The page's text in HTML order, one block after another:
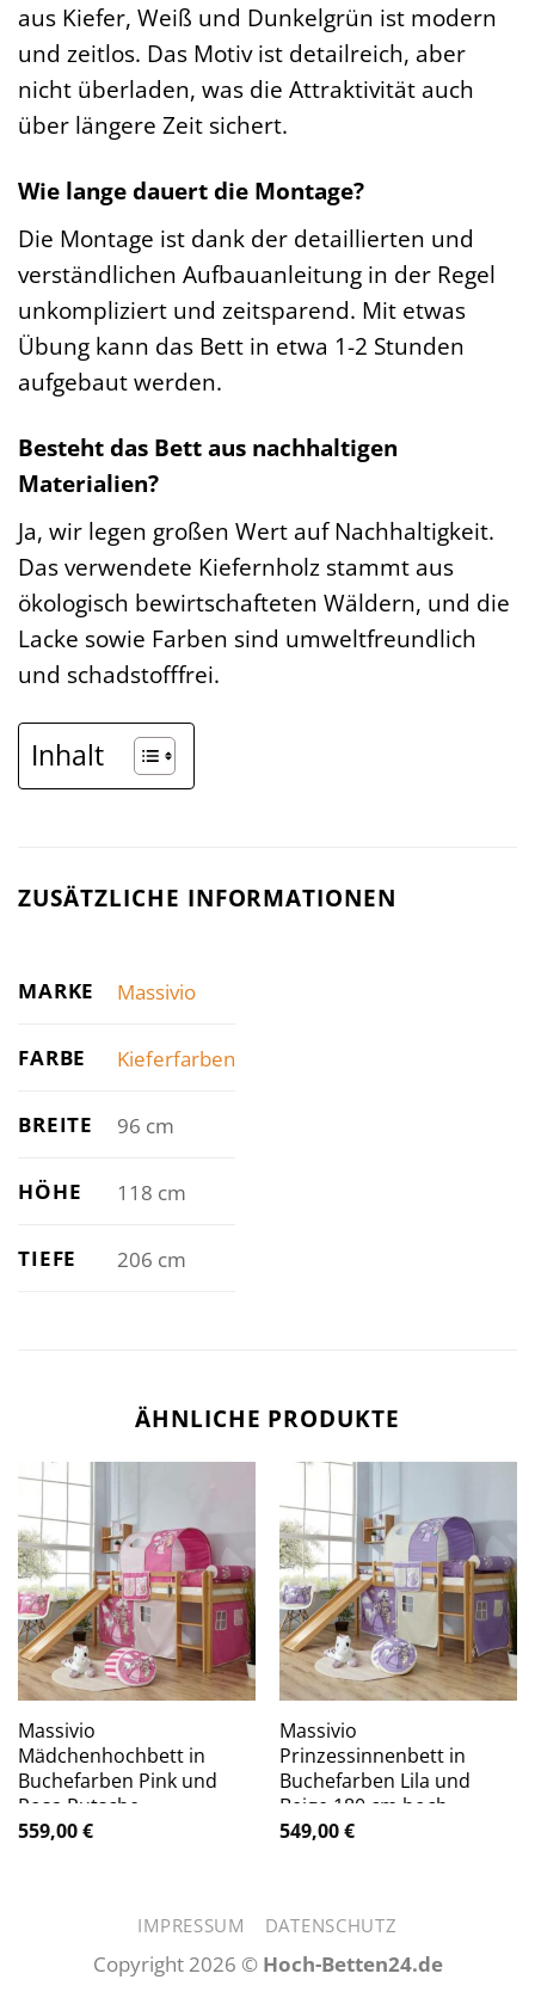
aus Kiefer, Weiß und Dunkelgrün ist modern
und zeitlos. Das Motiv ist detailreich, aber
nicht überladen, was die Attraktivität auch
über längere Zeit sichert.
Wie lange dauert die Montage?
Die Montage ist dank der detaillierten und
verständlichen Aufbauanleitung in der Regel
unkompliziert und zeitsparend. Mit etwas
Übung kann das Bett in etwa 1-2 Stunden
aufgebaut werden.
Besteht das Bett aus nachhaltigen
Materialien?
Ja, wir legen großen Wert auf Nachhaltigkeit.
Das verwendete Kiefernholz stammt aus
ökologisch bewirtschafteten Wäldern, und die
Lacke sowie Farben sind umweltfreundlich
und schadstofffrei.
Inhalt
ZUSÄTZLICHE INFORMATIONEN
MARKE Massivio
FARBE Kieferfarben
BREITE 96 cm
HÖHE 118 cm
TIEFE 206 cm
ÄHNLICHE PRODUKTE
Massivio
Mädchenhochbett in
Buchefarben Pink und
Rosa Rutsche
559,00€
Massivio
Prinzessinnenbett in
Buchefarben Lila und
Beige 180 cm hoch
549,00€
IMPRESSUM DATENSCHUTZ
Copyright 2026 © Hoch-Betten24.de